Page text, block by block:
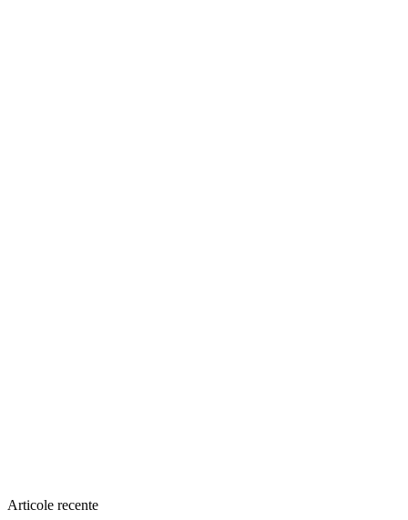
Articole recente